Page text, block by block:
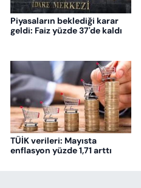
Piyasaların beklediği karar
geldi: Faiz yüzde 37'de kaldı
TÜİK verileri: Mayısta
enflasyon yüzde 1,71 arttı